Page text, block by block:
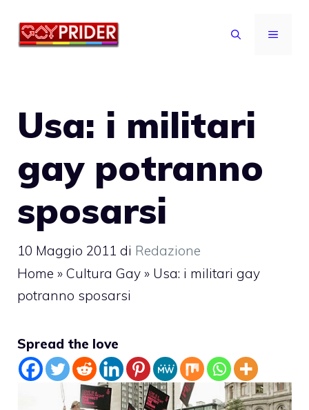
MENU
Usa: i militari
gay potranno
sposarsi
10 Maggio 2011 di Redazione
Home » Cultura Gay » Usa: i militari gay
potranno sposarsi
Spread the love